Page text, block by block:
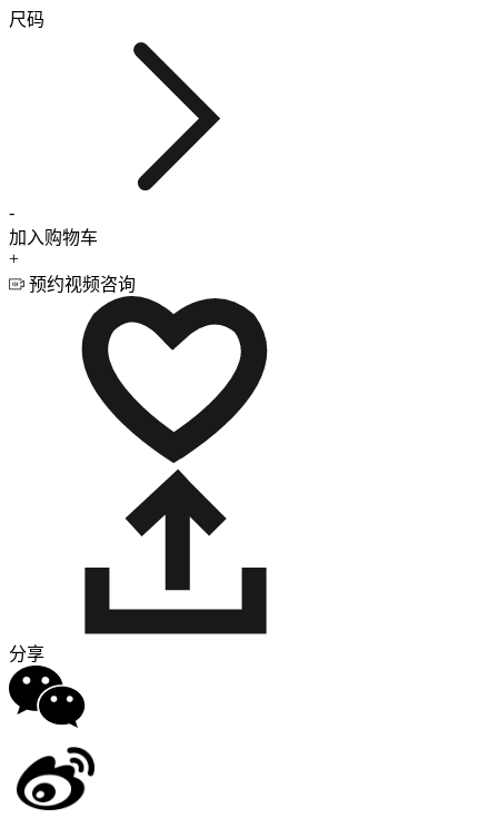
尺码
-
加入购物车
+
预约视频咨询
分享